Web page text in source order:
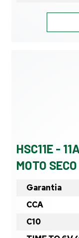
HSC11E -
MOTO
Garantia
CCA
C10